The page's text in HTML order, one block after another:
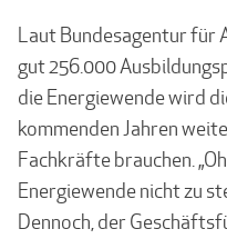
Laut Bundesagentur für
gut 256.000
die Energiewende wird
kommenden Jahren
Fachkräfte brauchen.
Energiewende nicht zu
Dennoch, der